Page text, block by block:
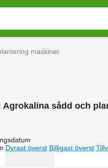
maskiner
Agrokalina sådd och
Dyrast överst Billigast överst